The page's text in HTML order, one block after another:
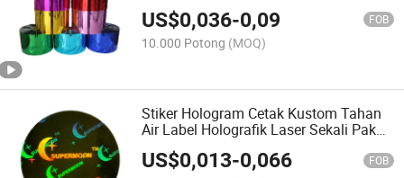
US$0,036-0,09 FOB
10.000 Potong (MOQ)
Stiker Hologram Cetak Kustom Tahan
Air Label Holografik Laser Sekali Pakai
untuk Botol
US$0,013-0,066 FOB